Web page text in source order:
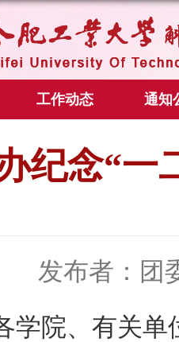
工作动态 通知
纪念“一
发布者：团
学院、有关单